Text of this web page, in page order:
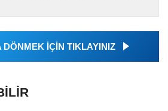
tarafından...
DÖNMEK İÇİN TIKLAYINIZ